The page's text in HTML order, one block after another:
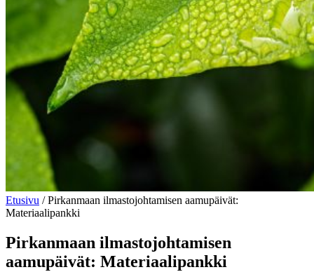
Etusivu / Pirkanmaan ilmastojohtamisen aamupäivät:
Materiaalipankki
Pirkanmaan ilmastojohtamisen
aamupäivät: Materiaalipankki